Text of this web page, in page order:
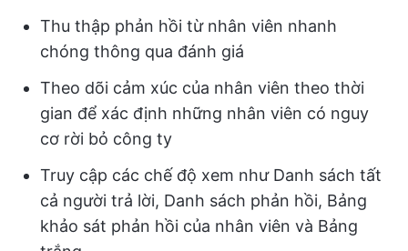
Thu thập phản hồi từ nhân viên nhanh
chóng thông qua đánh giá
Theo dõi cảm xúc của nhân viên theo thời
gian để xác định những nhân viên có nguy
cơ rời bỏ công ty
Truy cập các chế độ xem như Danh sách tất
cả người trả lời, Danh sách phản hồi, Bảng
khảo sát phản hồi của nhân viên và Bảng